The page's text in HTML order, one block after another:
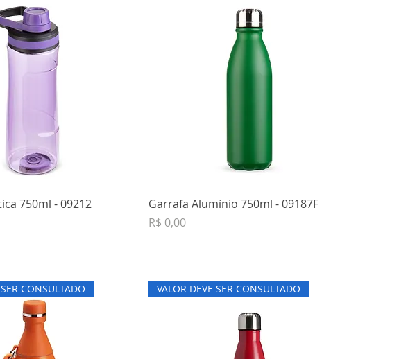
750ml - 09212
Garrafa Alumínio 750ml - 09187F
Preço
R$ 0,00
CONSULTADO VALOR DEVE SER CONSULTADO